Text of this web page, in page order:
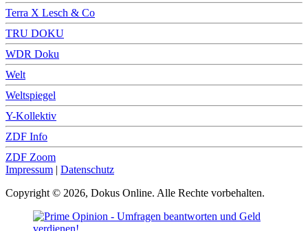
Terra X Lesch & Co
TRU DOKU
WDR Doku
Welt
Weltspiegel
Y-Kollektiv
ZDF Info
ZDF Zoom
Impressum | Datenschutz
Copyright © 2026, Dokus Online. Alle Rechte vorbehalten.